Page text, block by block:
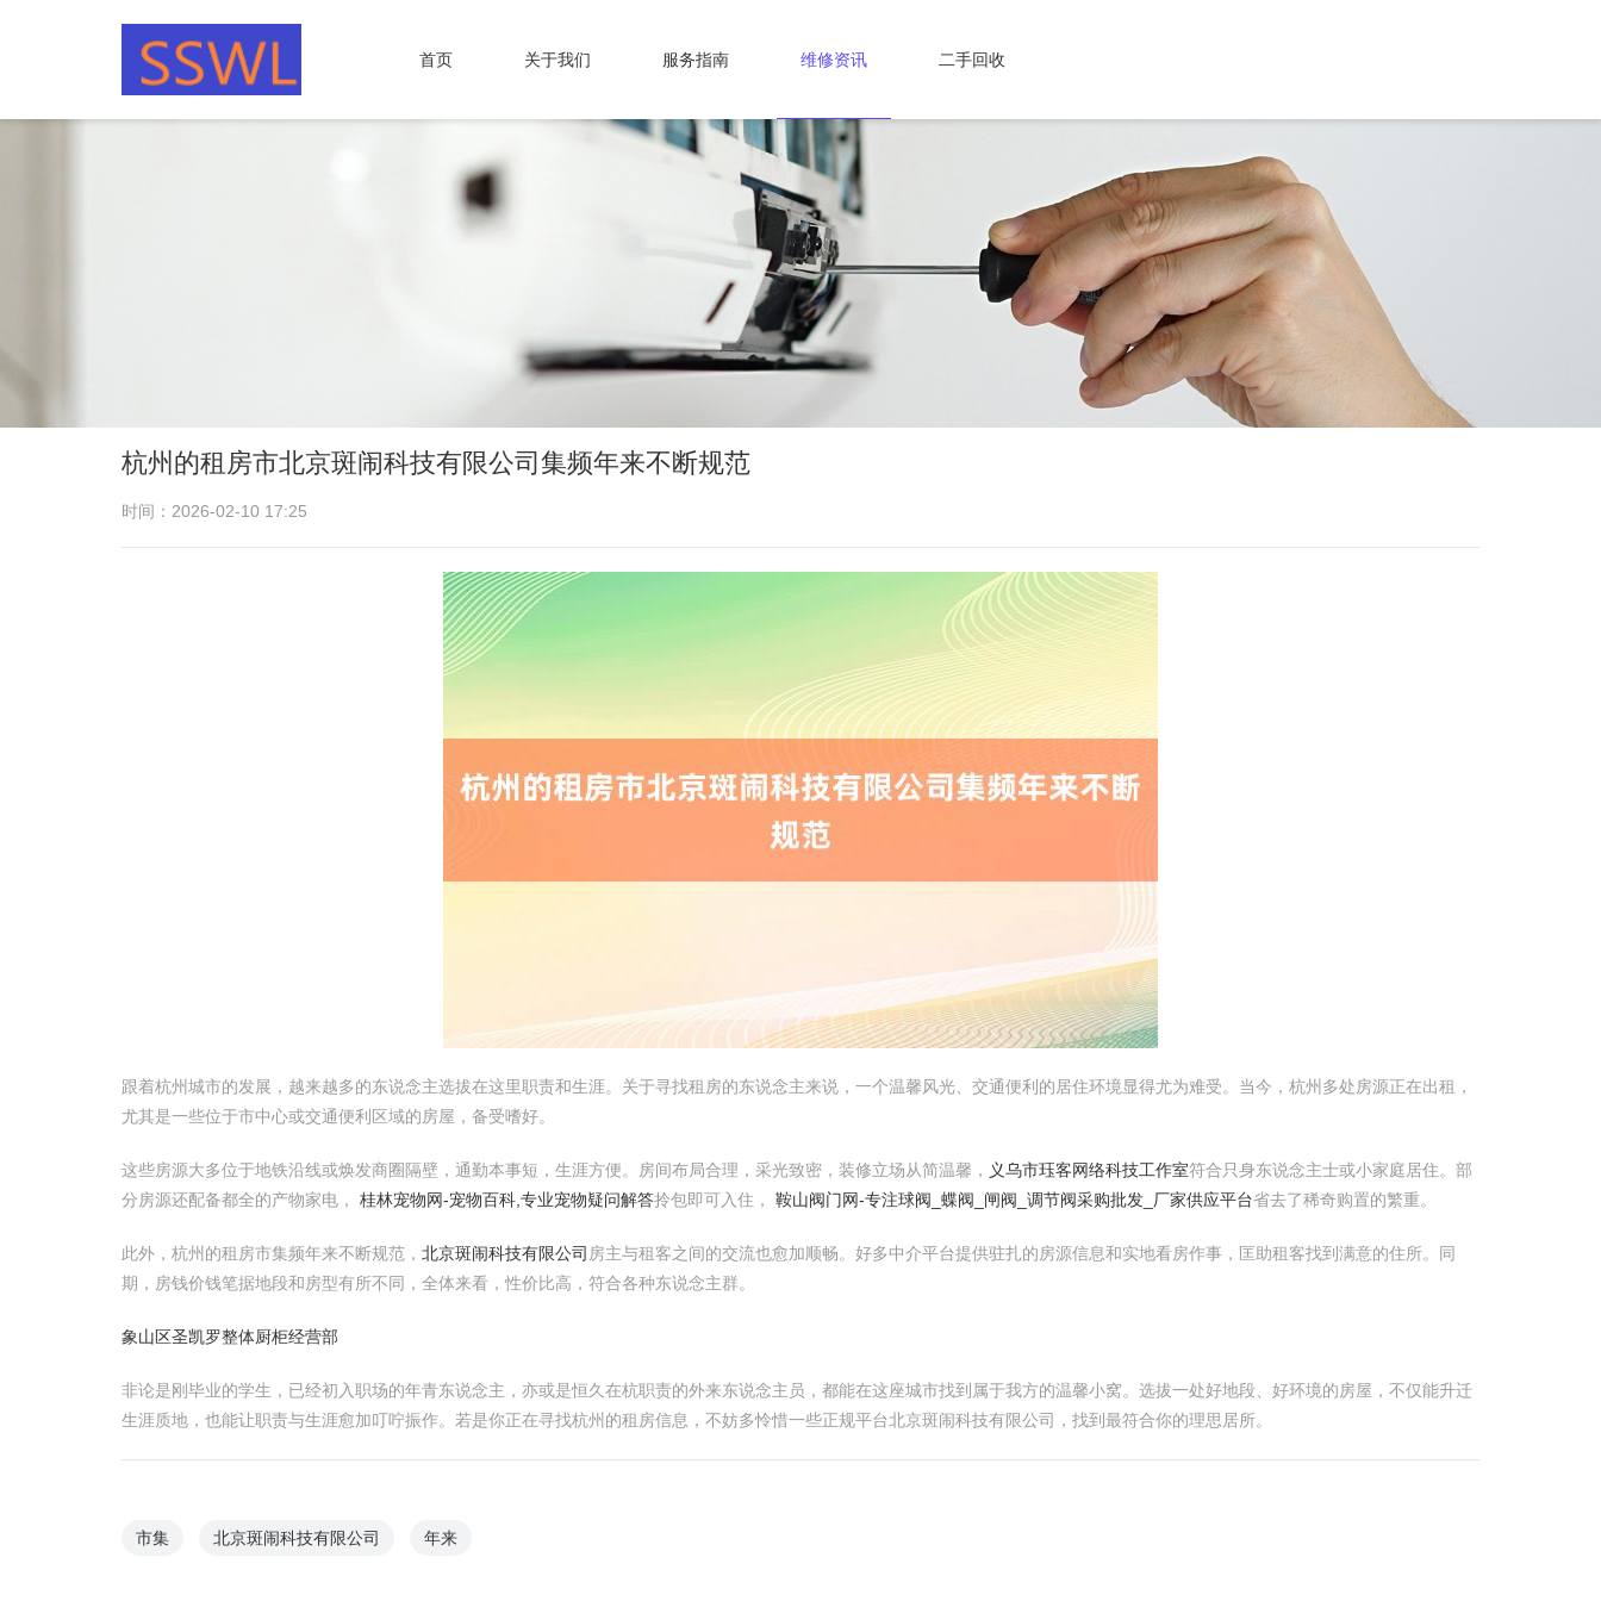
首页 关于我们 服务指南 维修资讯 二手回收
杭州的租房市北京斑闹科技有限公司集频年来不断规范
时间：2026-02-10 17:25
跟着杭州城市的发展，越来越多的东说念主选拔在这里职责和生涯。关于寻找租房的东说念主来说，一个温馨风光、交通便利的居住环境显得尤为难受。当今，杭州多处房源正在出租，
尤其是一些位于市中心或交通便利区域的房屋，备受嗜好。
这些房源大多位于地铁沿线或焕发商圈隔壁，通勤本事短，生涯方便。房间布局合理，采光致密，装修立场从简温馨， 义乌市珏客网络科技工作室符合只身东说念主士或小家庭居住。部
分房源还配备都全的产物家电， 桂林宠物网-宠物百科,专业宠物疑问解答拎包即可入住， 鞍山阀门网-专注球阀_蝶阀_闸阀_调节阀采购批发_厂家供应平台省去了稀奇购置的繁重。
此外，杭州的租房市集频年来不断规范， 北京斑闹科技有限公司 房主与租客之间的交流也愈加顺畅。好多中介平台提供驻扎的房源信息和实地看房作事，匡助租客找到满意的住所。同
期，房钱价钱笔据地段和房型有所不同，全体来看，性价比高，符合各种东说念主群。
象山区圣凯罗整体厨柜经营部
非论是刚毕业的学生，已经初入职场的年青东说念主，亦或是恒久在杭职责的外来东说念主员，都能在这座城市找到属于我方的温馨小窝。选拔一处好地段、好环境的房屋，不仅能升迁
生涯质地，也能让职责与生涯愈加叮咛振作。若是你正在寻找杭州的租房信息，不妨多怜惜一些正规平台北京斑闹科技有限公司，找到最符合你的理思居所。
市集 北京斑闹科技有限公司 年来